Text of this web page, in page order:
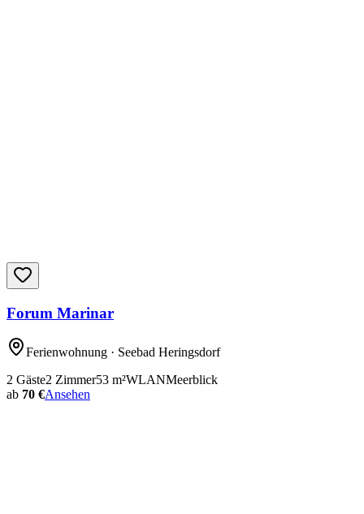
Forum Marinar
Ferienwohnung · Seebad Heringsdorf
2 Gäste2 Zimmer53 m²WLANMeerblick
ab 70 €Ansehen